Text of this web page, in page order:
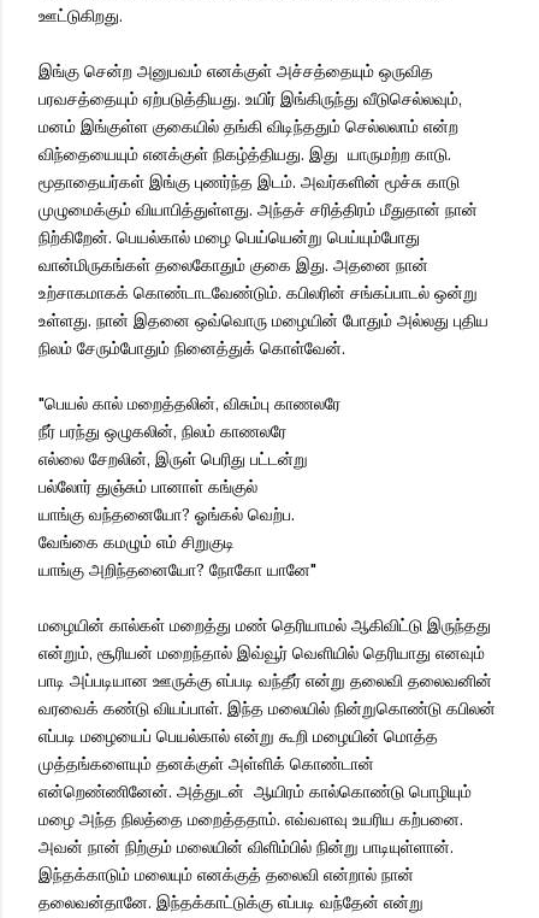
ஊட்டுகிறது.
இங்கு சென்ற அனுபவம் எனக்குள் அச்சத்தையும் ஒருவித
பரவசத்தையும் ஏற்படுத்தியது. உயிர் இங்கிருந்து வீடுசெல்லவும்,
மனம் இங்குள்ள குகையில் தங்கி விடிந்ததும் செல்லலாம் என்ற
விந்தையையும் எனக்குள் நிகழ்த்தியது. இது யாருமற்ற காடு.
மூதாதையர்கள் இங்கு புணர்ந்த இடம். அவர்களின் மூச்சு காடு
முழுமைக்கும் வியாபித்துள்ளது. அந்தச் சரித்திரம் மீதுதான் நான்
நிற்கிறேன். பெயல்கால் மழை பெய்யென்று பெய்யும்போது
வான்மிருகங்கள் தலைகோதும் குகை இது. அதனை நான்
உற்சாகமாகக் கொண்டாடவேண்டும். கபிலரின் சங்கப்பாடல் ஒன்று
உள்ளது. நான் இதனை ஒவ்வொரு மழையின் போதும் அல்லது புதிய
நிலம் சேரும்போதும் நினைத்துக் கொள்வேன்.
"பெயல் கால் மறைத்தலின், விசும்பு காணலரே
நீர் பரந்து ஒழுகலின், நிலம் காணலரே
எல்லை சேறலின், இருள் பெரிது பட்டன்று
பல்லோர் துஞ்சும் பானாள் கங்குல்
யாங்கு வந்தனையோ? ஓங்கல் வெற்ப.
வேங்கை கமழும் எம் சிறுகுடி
யாங்கு அறிந்தனையோ? நோகோ யானே"
மழையின் கால்கள் மறைத்து மண் தெரியாமல் ஆகிவிட்டு இருந்தது
என்றும், சூரியன் மறைந்தால் இவ்வூர் வெளியில் தெரியாது எனவும்
பாடி அப்படியான ஊருக்கு எப்படி வந்தீர் என்று தலைவி தலைவனின்
வரவைக் கண்டு வியப்பாள். இந்த மலையில் நின்றுகொண்டு கபிலன்
எப்படி மழையைப் பெயல்கால் என்று கூறி மழையின் மொத்த
முத்தங்களையும் தனக்குள் அள்ளிக் கொண்டான்
என்றெண்ணினேன். அத்துடன் ஆயிரம் கால்கொண்டு பொழியும்
மழை அந்த நிலத்தை மறைத்ததாம். எவ்வளவு உயரிய கற்பனை.
அவன் நான் நிற்கும் மலையின் விளிம்பில் நின்று பாடியுள்ளான்.
இந்தக்காடும் மலையும் எனக்குத் தலைவி என்றால் நான்
தலைவன்தானே. இந்தக்காட்டுக்கு எப்படி வந்தேன் என்று